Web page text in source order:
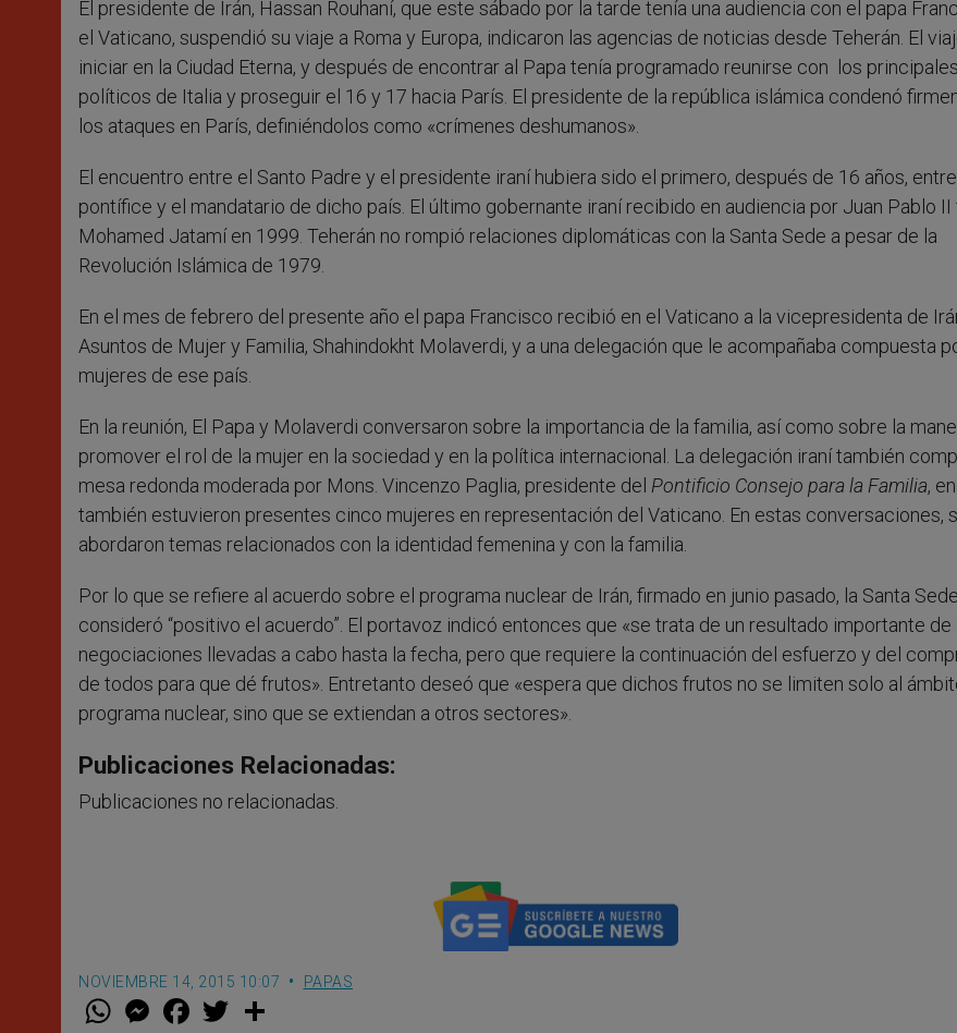
r
El presidente de Irán, Hassan Rouhaní, que este sábado por la tarde tenía una audiencia con el papa
el Vaticano, suspendió su viaje a Roma y Europa, indicaron las agencias de noticias desde Teherán. El
iniciar en la Ciudad Eterna, y después de encontrar al Papa tenía programado reunirse con los
políticos de Italia y proseguir el 16 y 17 hacia París. El presidente de la república islámica condenó
los ataques en París, definiéndolos como «crímenes deshumanos».
El encuentro entre el Santo Padre y el presidente iraní hubiera sido el primero, después de 16 años,
pontífice y el mandatario de dicho país. El último gobernante iraní recibido en audiencia por Juan Pablo II
Mohamed Jatamí en 1999. Teherán no rompió relaciones diplomáticas con la Santa Sede a pesar de la
Revolución Islámica de 1979.
En el mes de febrero del presente año el papa Francisco recibió en el Vaticano a la vicepresidenta de
Asuntos de Mujer y Familia, Shahindokht Molaverdi, y a una delegación que le acompañaba compuesta
mujeres de ese país.
En la reunión, El Papa y Molaverdi conversaron sobre la importancia de la familia, así como sobre la
promover el rol de la mujer en la sociedad y en la política internacional. La delegación iraní también
mesa redonda moderada por Mons. Vincenzo Paglia, presidente del Pontificio Consejo para la Familia,
también estuvieron presentes cinco mujeres en representación del Vaticano. En estas conversaciones,
abordaron temas relacionados con la identidad femenina y con la familia.
Por lo que se refiere al acuerdo sobre el programa nuclear de Irán, firmado en junio pasado, la Santa Sede
consideró “positivo el acuerdo”. El portavoz indicó entonces que «se trata de un resultado importante de
negociaciones llevadas a cabo hasta la fecha, pero que requiere la continuación del esfuerzo y del
de todos para que dé frutos». Entretanto deseó que «espera que dichos frutos no se limiten solo al
programa nuclear, sino que se extiendan a otros sectores».
Publicaciones Relacionadas:
Publicaciones no relacionadas.
NOVIEMBRE 14, 2015 10:07 PAPAS
W M
e
F
a w